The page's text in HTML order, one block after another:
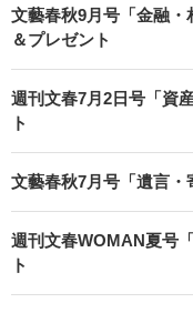
文藝春秋9月号「金融
＆プレゼント
週刊文春7月2日号「資
ト
文藝春秋7月号「遺言・
週刊文春WOMAN夏号
ト